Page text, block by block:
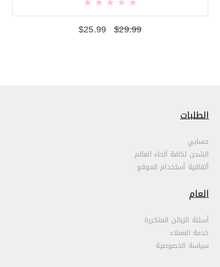
$29.99
$25.99
الطلبات
حسابي
الشحن لكافة أنحاء العالم
أتفاقية أستخدام الموقع
العام
أسئلة الزبائن المتكررة
خدمة العملاء
سياسة الخصوصية